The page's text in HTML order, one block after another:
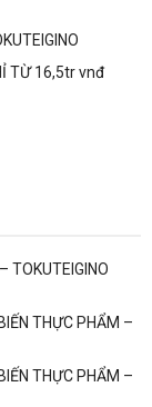
TỪ 16,5tr vnđ
THỰC PHẨM –
THỰC PHẨM –